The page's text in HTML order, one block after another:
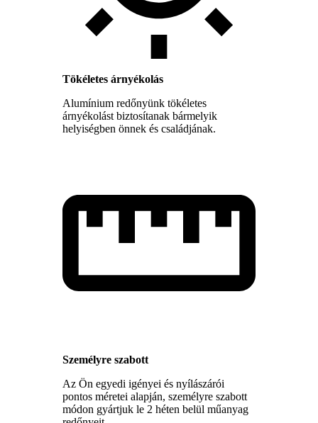
Tökéletes árnyékolás
Alumínium redőnyünk tökéletes
árnyékolást biztosítanak bármelyik
helyiségben önnek és családjának.
Személyre szabott
Az Ön egyedi igényei és nyílászárói
pontos méretei alapján, személyre szabott
módon gyártjuk le 2 héten belül műanyag